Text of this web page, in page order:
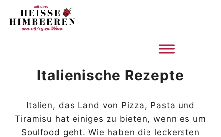
Zum
Inhalt
Italienische Rezepte
Italien, das Land von Pizza, Pasta und
Tiramisu hat einiges zu bieten, wenn es um
Soulfood geht. Wie haben die leckersten